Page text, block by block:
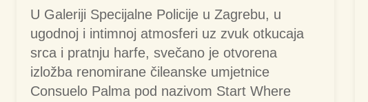
U Galeriji Specijalne Policije u Zagrebu, u
ugodnoj i intimnoj atmosferi uz zvuk otkucaja
srca i pratnju harfe, svečano je otvorena
izložba renomirane čileanske umjetnice
Consuelo Palma pod nazivom Start Where